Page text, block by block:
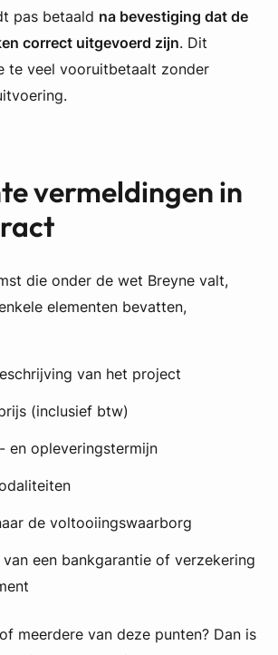
pas betaald na bevestiging dat de
correct uitgevoerd zijn. Dit
te veel vooruitbetaalt zonder
vermeldingen in
die onder de wet Breyne valt,
elementen bevatten,
van het project
(inclusief btw)
en opleveringstermijn
de voltooiingswaarborg
een bankgarantie of verzekering
meerdere van deze punten? Dan is